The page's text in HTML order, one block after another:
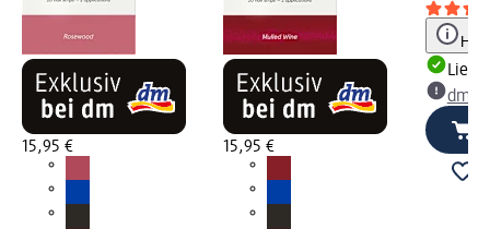
15,95 € 15,95 €
dm